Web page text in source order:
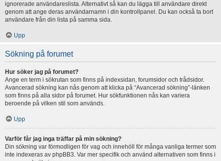
ignorerade användareslista. Alternativt så kan du lägga till användare direkt
genom att ange deras användarnamn i din kontrollpanel. Du kan också ta bort
användare från din lista på samma sida.
Upp
Sökning på forumet
Hur söker jag på forumet?
Ange en term i sökrutan som finns på indexsidan, forumsidor och trådsidor.
Avancerad sökning kan nås genom att klicka på “Avancerad sökning”-länken
som finns på alla sidor på forumet. Hur sökfunktionen nås kan variera
beroende på vilken stil som används.
Upp
Varför får jag inga träffar på min sökning?
Din sökning var förmodligen för vag och innehöll för många vanliga termer som
inte indexeras av phpBB3. Var mer specifik och använd alternativen som finns i